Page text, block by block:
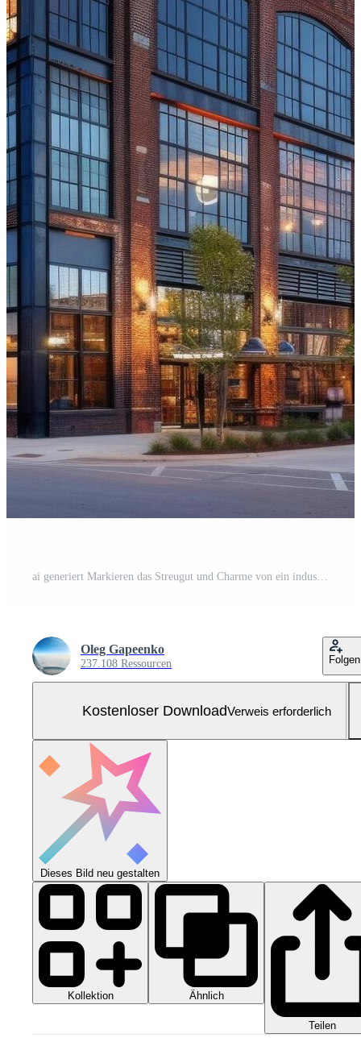
ai generiert Markieren das Streugut und Charme von ein industriell Warenhaus Kreis Kostenloses Foto
Oleg Gapeenko
237.108 Ressourcen Folgen
Kostenloser DownloadVerweis erforderlich
Dieses Bild neu gestalten
Kollektion Ähnlich
Teilen